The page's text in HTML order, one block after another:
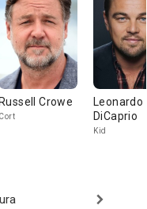
Russell Crowe
Cort
Leonardo
DiCaprio
Kid